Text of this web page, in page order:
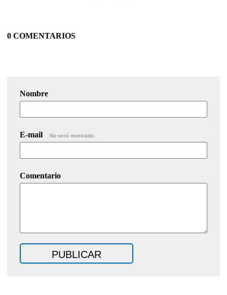
0 COMENTARIOS
Nombre
E-mail No será mostrado.
Comentario